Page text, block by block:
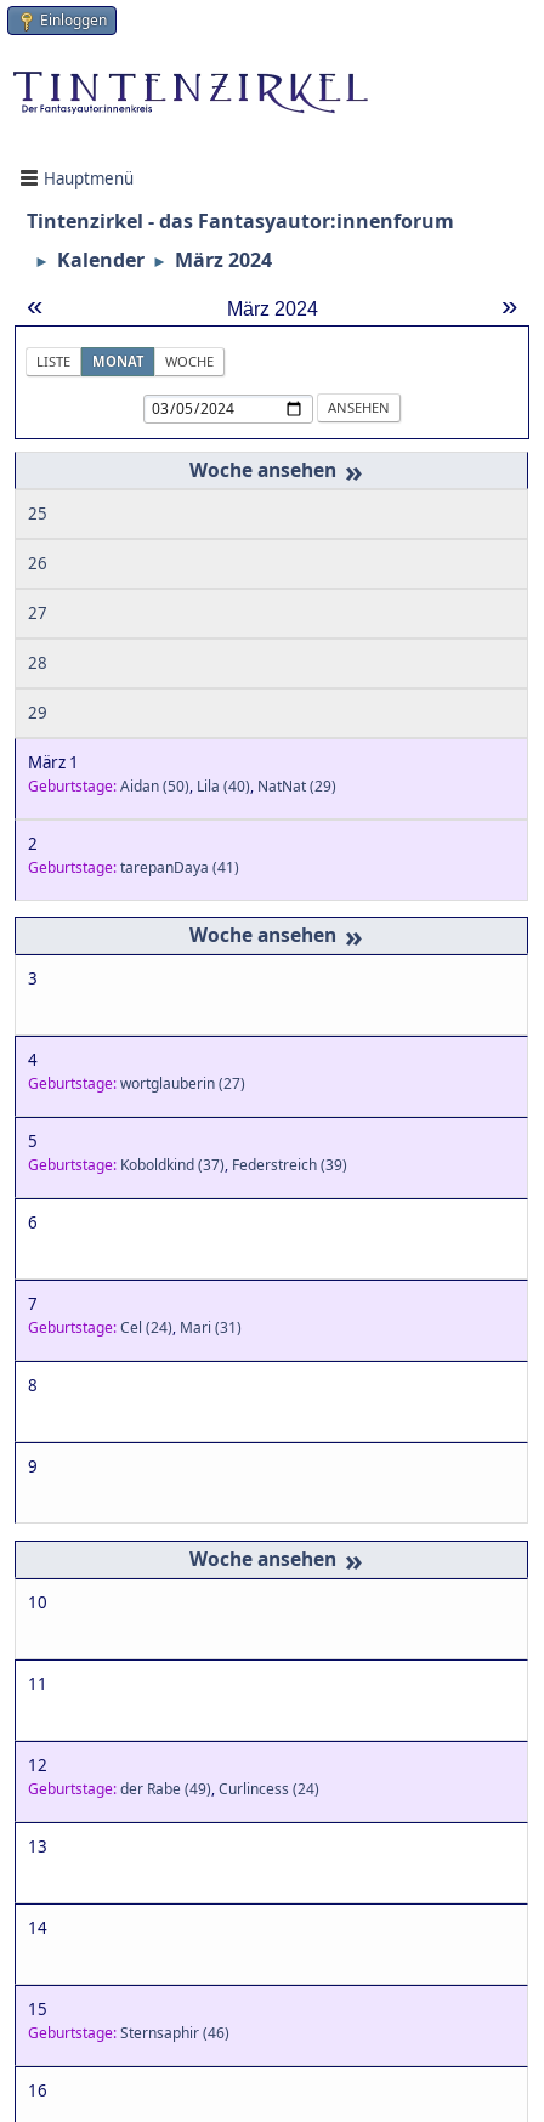
Einloggen
Hauptmenü
Tintenzirkel - das Fantasyautor:innenforum
► Kalender ► März 2024
« »
März 2024
LISTE MONAT WOCHE
»
25
26
27
28
29
März 1
Geburtstage:Aidan(50), Lila (40), NatNat(29)
2
Geburtstage:tarepanDaya (41)
»
3
4
Geburtstage:wortglauberin(27)
5
Geburtstage: Koboldkind(37), Federstreich(39)
6
7
Geburtstage:Cel (24), Mari (31)
8
9
»
10
11
12
Geburtstage:der Rabe(49),Curlincess (24)
13
14
15
Geburtstage:Sternsaphir(46)
16